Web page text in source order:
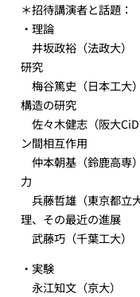
＊招待講演者と話題：
・理論
井坂政裕（法政大
研究
梅谷篤史（日本工
構造の研究
佐々木健志（阪大
ン間相互作用
仲本朝基（鈴鹿高
力
兵藤哲雄（東京都
理、その最近の進展
武藤巧（千葉工大
・実験
永江知文（京大